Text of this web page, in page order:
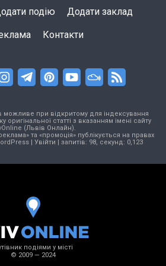
подію Додати заклад
Контакти
можливе при відкритому для індексування
оригінальної статті з вказанням імені сайту
(Львів Онлайн).
та «промоція» публікується на правах
| Увійти | запитів: 98, секунд: 0,123
подіями у місті
© 2009 — 2024